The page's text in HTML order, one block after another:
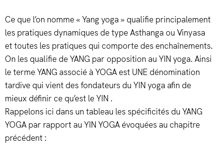
Ce que l’on nomme « Yang yoga » qualifie principalement
les pratiques dynamiques de type Asthanga ou Vinyasa
et toutes les pratiques qui comporte des enchaînements.
On les qualifie de YANG par opposition au YIN yoga. Ainsi
le terme YANG associé à YOGA est UNE dénomination
tardive qui vient des fondateurs du YIN yoga afin de
mieux définir ce qu’est le YIN .
Rappelons ici dans un tableau les spécificités du YANG
YOGA par rapport au YIN YOGA évoquées au chapitre
précédent :